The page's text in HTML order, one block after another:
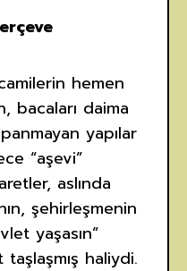
hemen
bacaları daima
yapılar
“aşevi”
aslında
şehirleşmenin
yaşasın”
haliydi.